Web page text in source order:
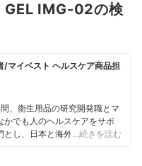
IMG-02の検
/マイベスト ヘルスケア商品担
、衛生用品の研究開発職とマ
かでも人のヘルスケアをサポ
とし、日本と海外を合わせて
…続きを読む